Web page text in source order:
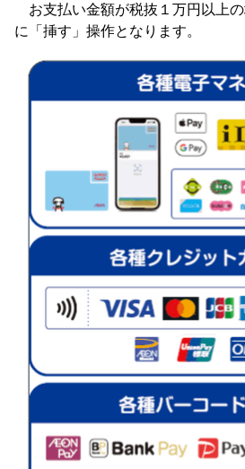
お支払い金額が税抜１万円以上
に「挿す」操作となります。